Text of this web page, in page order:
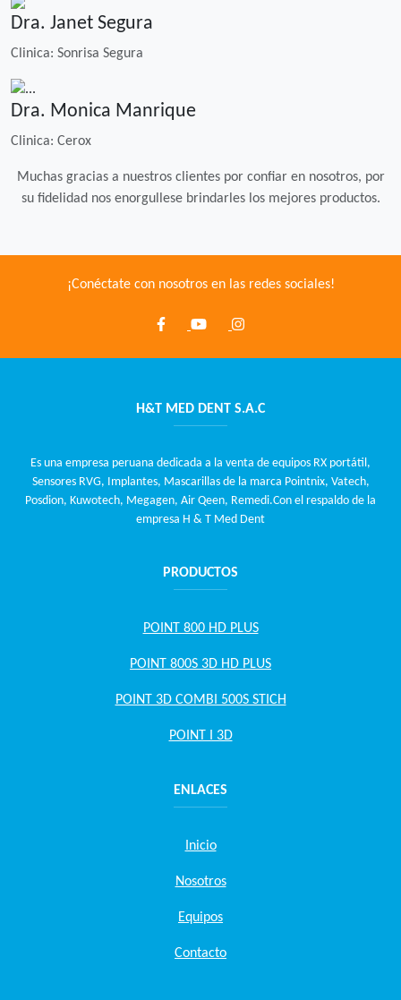
Dra. Janet Segura
Clinica: Sonrisa Segura
Dra. Monica Manrique
Clinica: Cerox
Muchas gracias a nuestros clientes por confiar en nosotros, por
su fidelidad nos enorgullese brindarles los mejores productos.
¡Conéctate con nosotros en las redes sociales!
H&T MED DENT S.A.C
Es una empresa peruana dedicada a la venta de equipos RX portátil,
Sensores RVG, Implantes, Mascarillas de la marca Pointnix, Vatech,
Posdion, Kuwotech, Megagen, Air Qeen, Remedi.Con el respaldo de la
empresa H & T Med Dent
PRODUCTOS
POINT 800 HD PLUS
POINT 800S 3D HD PLUS
POINT 3D COMBI 500S STICH
POINT I 3D
ENLACES
Inicio
Nosotros
Equipos
Contacto